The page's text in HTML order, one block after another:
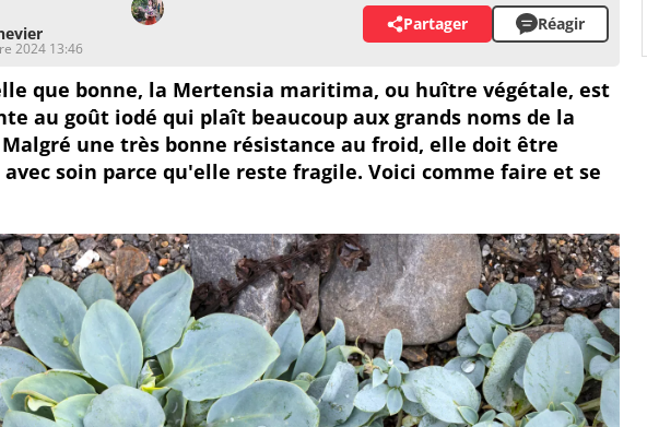
2024 13:46
Partager Réagir
que bonne, la Mertensia maritima, ou huître végétale, est
au goût iodé qui plaît beaucoup aux grands noms de la
une très bonne résistance au froid, elle doit être
soin parce qu'elle reste fragile. Voici comme faire et se